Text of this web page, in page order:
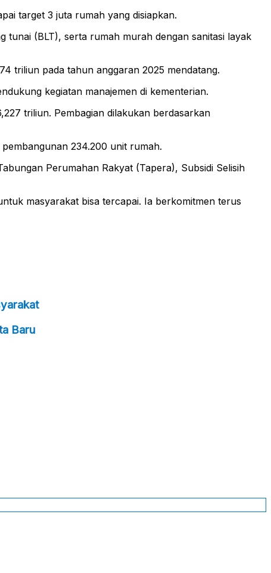
target 3 juta rumah yang disiapkan.
(BLT), serta rumah murah dengan sanitasi layak
triliun pada tahun anggaran 2025 mendatang.
kegiatan manajemen di kementerian.
triliun. Pembagian dilakukan berdasarkan
234.200 unit rumah.
Perumahan Rakyat (Tapera), Subsidi Selisih
masyarakat bisa tercapai. Ia berkomitmen terus
Baru